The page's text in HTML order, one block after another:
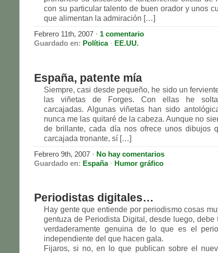
con su particular talento de buen orador y unos
que alimentan la admiración […]
Febrero 11th, 2007 · 1 comentario
Guardado en: Política· EE.UU.
España, patente mía
Siempre, casi desde pequeño, he sido un
las viñetas de Forges. Con ellas he
carcajadas. Algunas viñetas han sido
nunca me las quitaré de la cabeza. Aunque no
de brillante, cada día nos ofrece unos dibujos
carcajada tronante, sí […]
Febrero 9th, 2007 · No hay comentarios
Guardado en: España· Humor gráfico
Periodistas digitales…
Hay gente que entiende por periodismo cosas
gentuza de Periodista Digital, desde luego, debe
verdaderamente genuina de lo que es el
independiente del que hacen gala.
Fijaros, si no, en lo que publican sobre el